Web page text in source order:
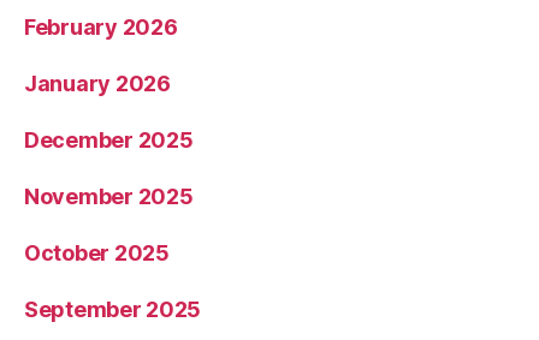
February 2026
January 2026
December 2025
November 2025
October 2025
September 2025